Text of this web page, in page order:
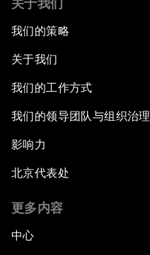
关于我们
我们的策略
关于我们
我们的工作方式
我们的领导团队与组织治理
影响力
北京代表处
更多内容
中心